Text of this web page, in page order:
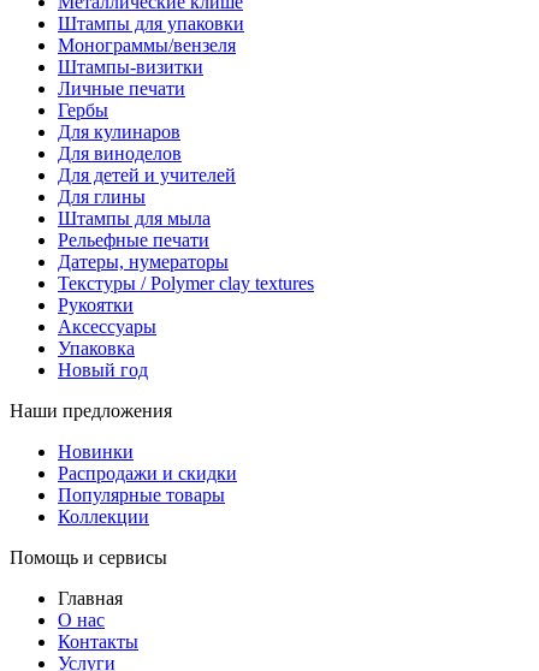
Штампы для упаковки
Монограммы/вензеля
Штампы-визитки
Личные печати
Гербы
Для кулинаров
Для виноделов
Для детей и учителей
Для глины
Штампы для мыла
Рельефные печати
Датеры, нумераторы
Текстуры / Polymer clay textures
Рукоятки
Аксессуары
Упаковка
Новый год
Наши предложения
Новинки
Распродажи и скидки
Популярные товары
Коллекции
Помощь и сервисы
Главная
О нас
Контакты
Услуги